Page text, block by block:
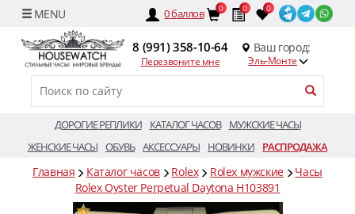
0баллов 0 0 0
8 (991) 358-10-64
Перезвоните мне
Ваш город:
Эль-Монте
ДОРОГИЕ РЕПЛИКИ КАТАЛОГ ЧАСОВ
МУЖСКИЕ ЧАСЫ
ЖЕНСКИЕ ЧАСЫ ОБУВЬ АКСЕССУАРЫ НОВИНКИ РАСПРОДАЖА
Главная Каталог часов Rolex Rolex мужские
Часы
Rolex Oyster Perpetual Daytona H103891